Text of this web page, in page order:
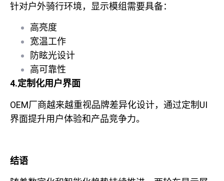
针对户外骑行环境，显示模组需要具备：
高亮度
宽温工作
防眩光设计
高可靠性
4.定制化用户界面
OEM厂商越来越重视品牌差异化设计，通过定制UI
界面提升用户体验和产品竞争力。
结语